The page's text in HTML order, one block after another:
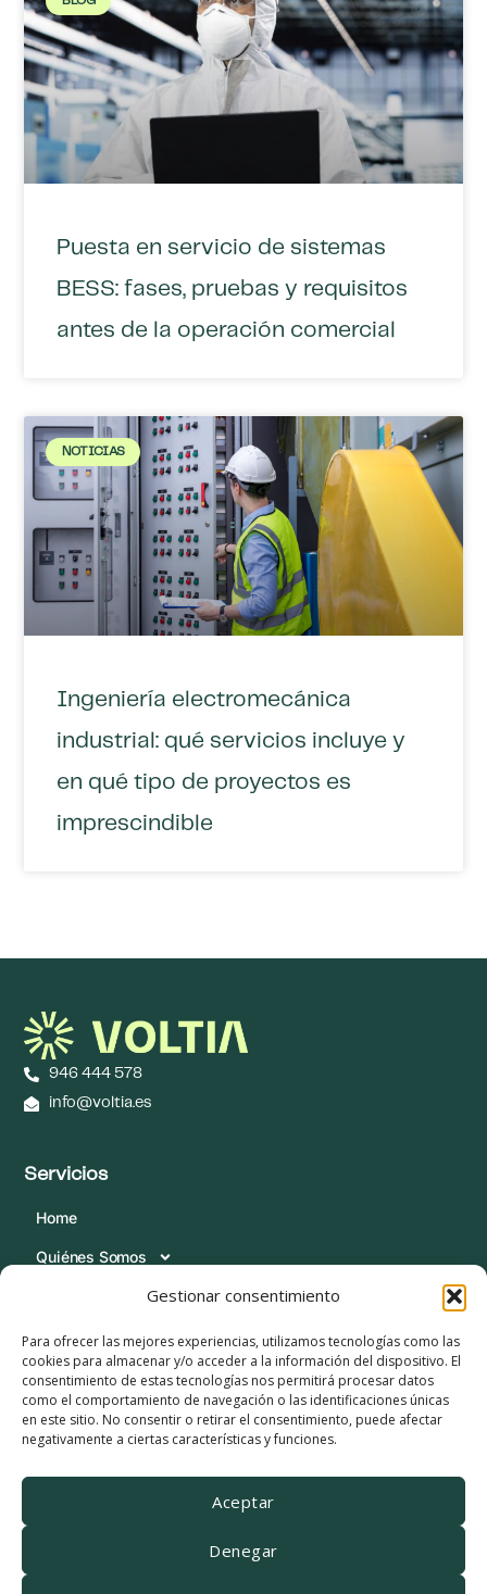
Gestionar consentimiento
Para ofrecer las mejores experiencias, utilizamos tecnologías como las
cookies para almacenar y/o acceder a la información del dispositivo. El
consentimiento de estas tecnologías nos permitirá procesar datos
como el comportamiento de navegación o las identificaciones únicas
en este sitio. No consentir o retirar el consentimiento, puede afectar
negativamente a ciertas características y funciones.
Aceptar
Denegar
Puesta en servicio de sistemas
BESS: fases, pruebas y requisitos
antes de la operación comercial
NOTICIAS
Ingeniería electromecánica
industrial: qué servicios incluye y
en qué tipo de proyectos es
imprescindible
946 444 578
info@voltia.es
Servicios
Home
Quiénes Somos
Blog
Contacta
Condiciones Legales